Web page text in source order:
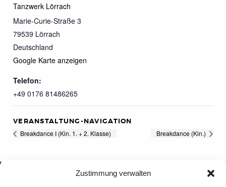
Zustimmung verwalten
Tanzwerk Lörrach
Marie-Curie-Straße 3
79539 Lörrach
Deutschland
Google Karte anzeigen
Telefon:
+49 0176 81486265
VERANSTALTUNG-NAVIGATION
Breakdance I (Kin. 1. + 2. Klasse) Breakdance (Kin.)